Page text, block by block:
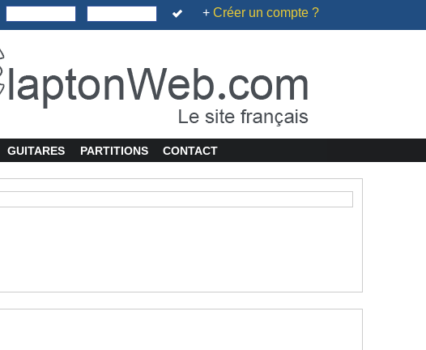
+ Créer un compte ?
GUITARES PARTITIONS CONTACT